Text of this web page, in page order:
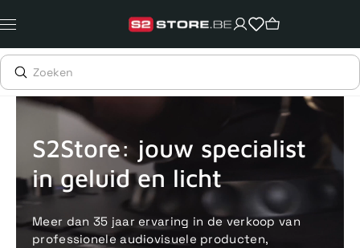
naar
content
Voor 15uur besteld, zelfde dag verstuurd Echte winkel +35
S2Store: jouw specialist
in geluid en licht
Meer dan 35 jaar ervaring in de verkoop van
professionele audiovisuele producten,